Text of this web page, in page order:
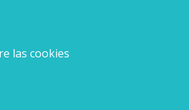
las cookies